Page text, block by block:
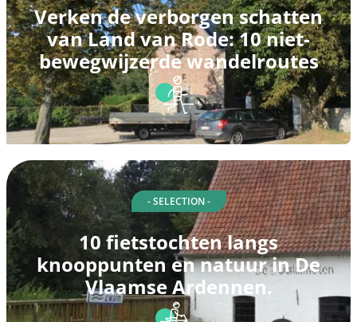
Verken de verborgen schatten
van Land van Rode: 10 niet-
bewegwijzerde wandelroutes
- SELECTION -
10 fietstochten langs
knooppunten en natuur in De
Vlaamse Ardennen.